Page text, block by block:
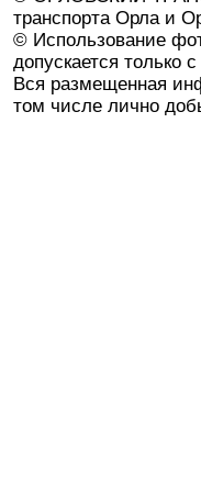
транспорта Орла и
© Использование
допускается только
Вся размещенная
том числе лично